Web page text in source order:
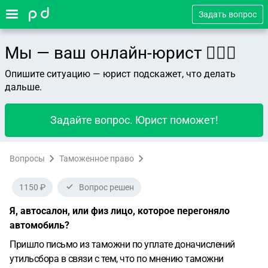
Задать вопрос
Мы — ваш онлайн-юрист 👨🏻‍⚖️
Опишите ситуацию — юрист подскажет, что делать
дальше.
Задайте вопрос. Юрист поможет!
Вопросы Таможенное право
1150 ₽ Вопрос решен
Я, автосалон, или физ лицо, которое перегоняло
автомобиль?
Пришло письмо из таможни по уплате доначислений
утильсбора в связи с тем, что по мнению таможни